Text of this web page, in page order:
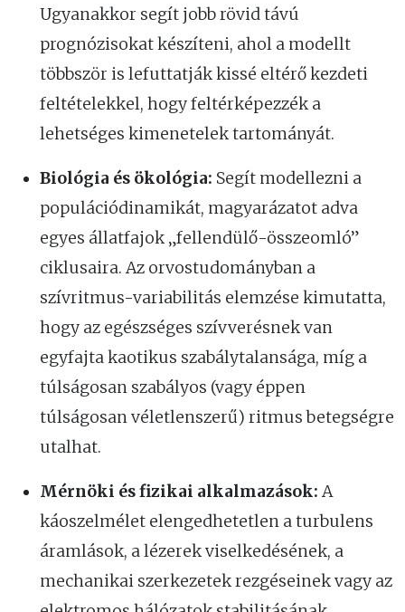
Ugyanakkor segít jobb rövid távú
prognózisokat készíteni, ahol a modellt
többször is lefuttatják kissé eltérő kezdeti
feltételekkel, hogy feltérképezzék a
lehetséges kimenetelek tartományát.
Biológia és ökológia: Segít modellezni a
populációdinamikát, magyarázatot adva
egyes állatfajok „fellendülő-összeomló”
ciklusaira. Az orvostudományban a
szívritmus-variabilitás elemzése kimutatta,
hogy az egészséges szívverésnek van
egyfajta kaotikus szabálytalansága, míg a
túlságosan szabályos (vagy éppen
túlságosan véletlenszerű) ritmus betegségre
utalhat.
Mérnöki és fizikai alkalmazások: A
káoszelmélet elengedhetetlen a turbulens
áramlások, a lézerek viselkedésének, a
mechanikai szerkezetek rezgéseinek vagy az